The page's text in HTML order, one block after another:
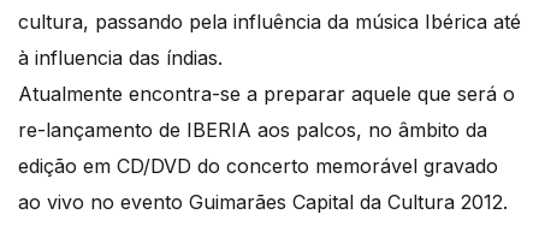
cultura, passando pela influência da música Ibérica até
à influencia das índias.
Atualmente encontra-se a preparar aquele que será o
re-lançamento de IBERIA aos palcos, no âmbito da
edição em CD/DVD do concerto memorável gravado
ao vivo no evento Guimarães Capital da Cultura 2012.